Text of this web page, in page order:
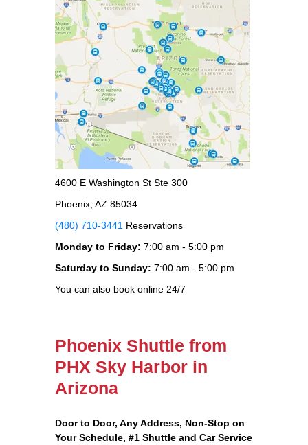
4600 E Washington St Ste 300
Phoenix, AZ 85034
(480) 710-3441 Reservations
Monday to Friday: 7:00 am - 5:00 pm
Saturday to Sunday: 7:00 am - 5:00 pm
You can also book online 24/7
Phoenix Shuttle from
PHX Sky Harbor in
Arizona
Door to Door, Any Address, Non-Stop on
Your Schedule, #1 Shuttle and Car Service